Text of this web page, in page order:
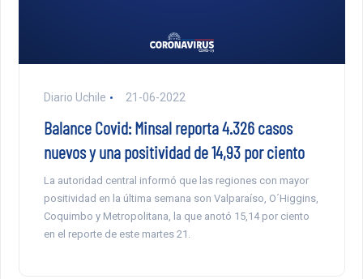
Diario Uchile 21-06-2022
Balance Covid: Minsal reporta 4.326 casos
nuevos y una positividad de 14,93 por ciento
La autoridad central informó que las regiones con mayor
positividad en la última semana son Valparaíso, O´Higgins,
Coquimbo y Metropolitana, la que anotó 15,14 por ciento
en el reporte de este martes 21.